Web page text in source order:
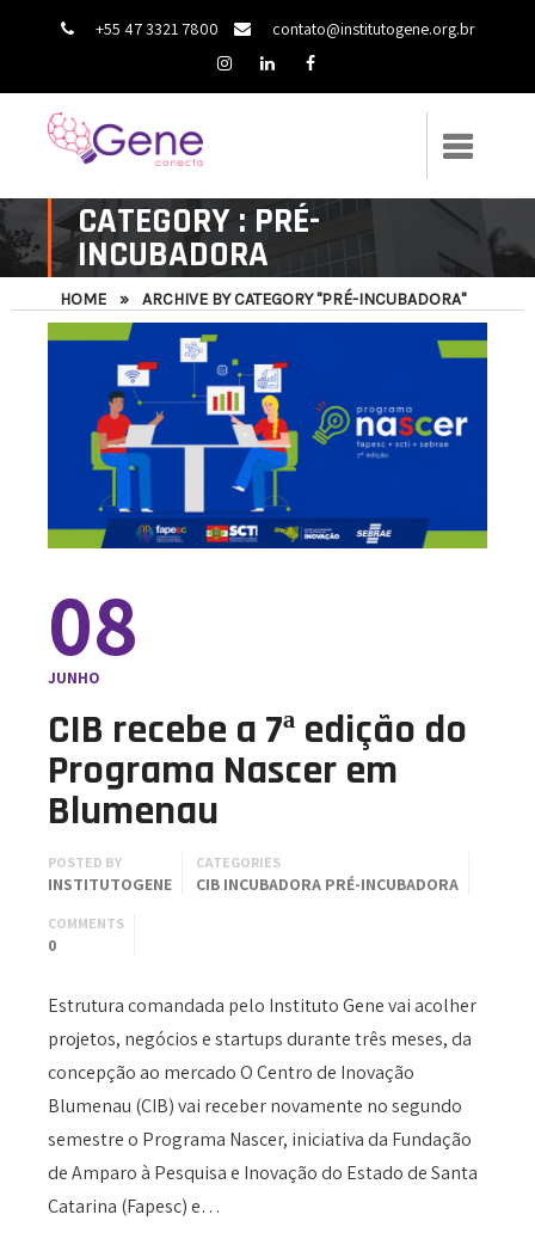
+55 47 3321 7800 contato@institutogene.org.br
CATEGORY : PRÉ-
INCUBADORA
HOME » ARCHIVE BY CATEGORY "PRÉ-INCUBADORA"
08
JUNHO
CIB recebe a 7ª edição do
Programa Nascer em
Blumenau
POSTED BY
INSTITUTOGENE
CATEGORIES
CIB INCUBADORA PRÉ-INCUBADORA
COMMENTS
0
Estrutura comandada pelo Instituto Gene vai acolher
projetos, negócios e startups durante três meses, da
concepção ao mercado O Centro de Inovação
Blumenau (CIB) vai receber novamente no segundo
semestre o Programa Nascer, iniciativa da Fundação
de Amparo à Pesquisa e Inovação do Estado de Santa
Catarina (Fapesc) e…